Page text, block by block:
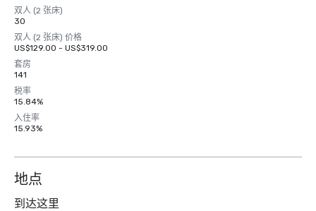
双人 (2 张床)
30
双人 (2 张床) 价格
US$129.00 - US$319.00
套房
141
税率
15.84%
入住率
15.93%
地点
到达这里